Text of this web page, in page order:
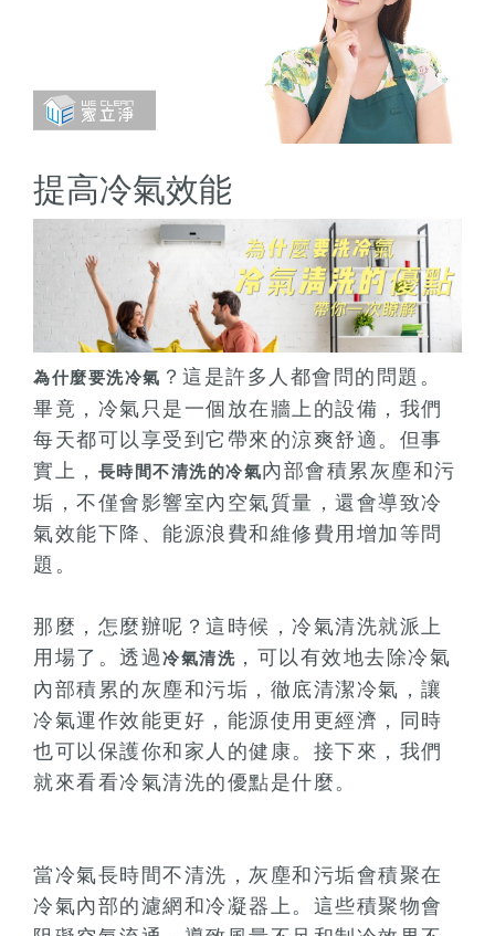
提高冷氣效能
為什麼要洗冷氣 ？這是許多人都會問的問題。
畢竟，冷氣只是一個放在牆上的設備，我們
每天都可以享受到它帶來的涼爽舒適。但事
實上， 長時間不清洗的冷氣內部會積累灰塵和污
垢，不僅會影響室內空氣質量，還會導致冷
氣效能下降、能源浪費和維修費用增加等問
題。
那麼，怎麼辦呢？這時候，冷氣清洗就派上
用場了。透過冷氣清洗 ，可以有效地去除冷氣
內部積累的灰塵和污垢，徹底清潔冷氣，讓
冷氣運作效能更好，能源使用更經濟，同時
也可以保護你和家人的健康。接下來，我們
就來看看冷氣清洗的優點是什麼。
當冷氣長時間不清洗，灰塵和污垢會積聚在
冷氣內部的濾網和冷凝器上。這些積聚物會